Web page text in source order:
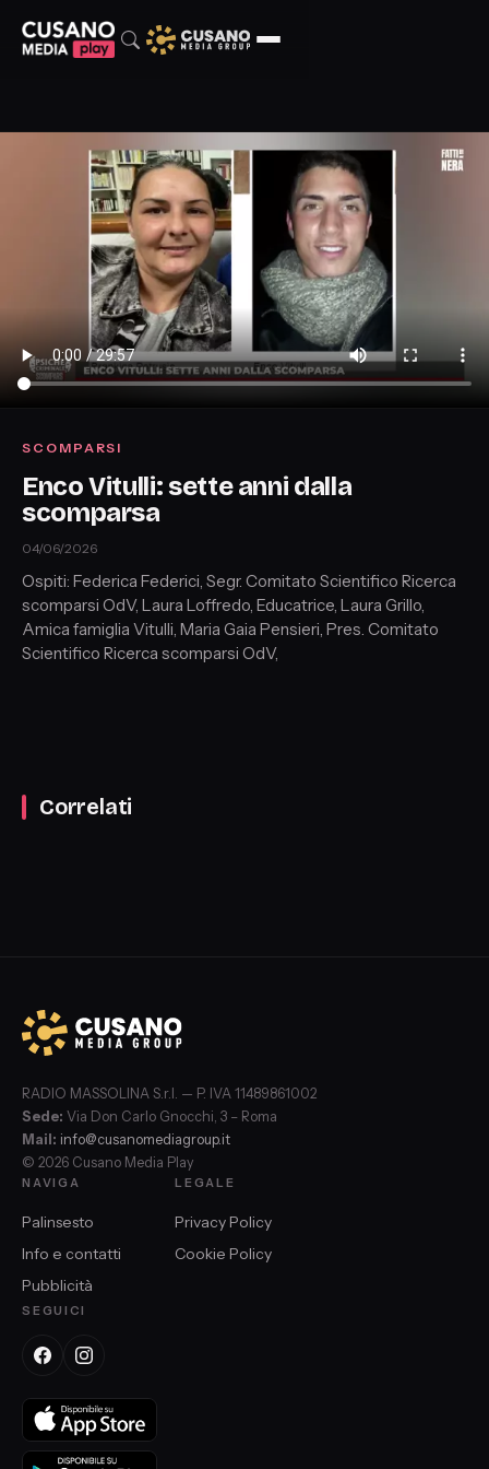
SCOMPARSI
Enco Vitulli: sette anni dalla
scomparsa
04/06/2026
Ospiti: Federica Federici, Segr. Comitato Scientifico Ricerca
scomparsi OdV, Laura Loffredo, Educatrice, Laura Grillo,
Amica famiglia Vitulli, Maria Gaia Pensieri, Pres. Comitato
Scientifico Ricerca scomparsi OdV,
Correlati
RADIO MASSOLINA S.r.l. — P. IVA 11489861002
Sede: Via Don Carlo Gnocchi, 3 – Roma
Mail: info@cusanomediagroup.it
© 2026 Cusano Media Play
NAVIGA
Palinsesto
Info e contatti
Pubblicità
LEGALE
Privacy Policy
Cookie Policy
SEGUICI